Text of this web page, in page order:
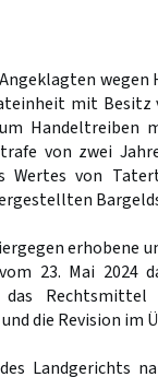
Angeklagten
mit
von zwei
Wertes von
erhobene
23. Mai 2024
die Revision im
Landgerichts